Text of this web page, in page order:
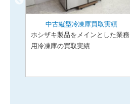
中古縦型冷凍庫買取実績
ホシザキ製品をメインとした業務
用冷凍庫の買取実績